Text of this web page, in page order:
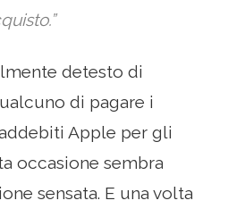
detesto di
di pagare i
Apple per gli
occasione sembra
sensata. E una volta